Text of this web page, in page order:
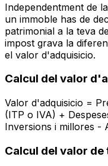
Independentment de
un immoble has de
patrimonial a la teva
impost grava la
el valor d'adquisicio.
Calcul del valor
Valor d'adquisicio =
(ITP o IVA) +
Inversions i millores -
Calcul del valor